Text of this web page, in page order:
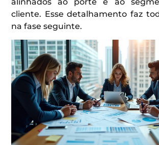
cliente. Esse detalhamento faz
na fase seguinte.